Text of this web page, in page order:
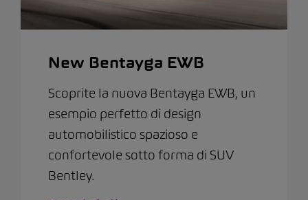
New Bentayga EWB
Scoprite la nuova Bentayga EWB, un
esempio perfetto di design
automobilistico spazioso e
confortevole sotto forma di SUV
Bentley.